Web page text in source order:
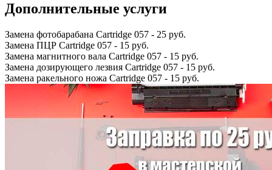
Дополнительные услуги
Замена фотобарабана Cartridge 057 - 25 руб.
Замена ПЦР Cartridge 057 - 15 руб.
Замена магнитного вала Cartridge 057 - 15 руб.
Замена дозирующего лезвия Cartridge 057 - 15 руб.
Замена ракельного ножа Cartridge 057 - 15 руб.